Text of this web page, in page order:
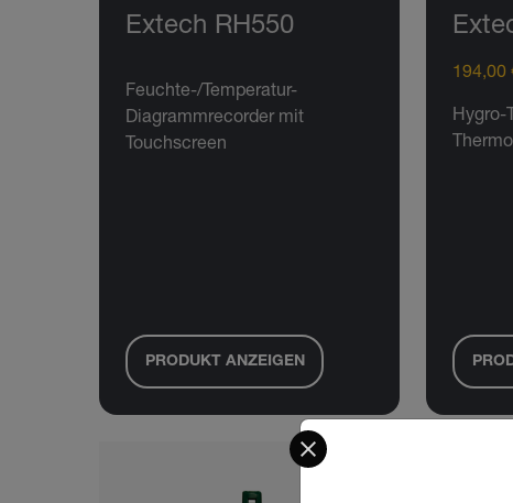
Extech RH550
Feuchte-/Temperatur-
Diagrammrecorder mit
Touchscreen
PRODUKT ANZEIGEN
194,00
Hygro-
Select your preferred